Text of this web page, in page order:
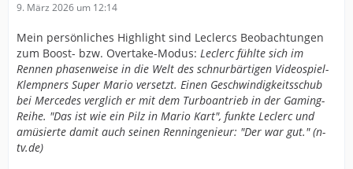
9. März 2026 um 12:14
Mein persönliches Highlight sind Leclercs Beobachtungen
zum Boost- bzw. Overtake-Modus: Leclerc fühlte sich im
Rennen phasenweise in die Welt des schnurbärtigen Videospiel-
Klempners Super Mario versetzt. Einen Geschwindigkeitsschub
bei Mercedes verglich er mit dem Turboantrieb in der Gaming-
Reihe. "Das ist wie ein Pilz in Mario Kart", funkte Leclerc und
amüsierte damit auch seinen Renningenieur: "Der war gut." (n-
tv.de)